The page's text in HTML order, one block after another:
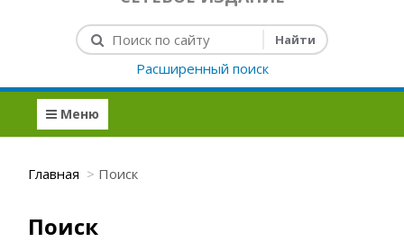
Расширенный поиск
Меню
Главная Поиск
Поиск